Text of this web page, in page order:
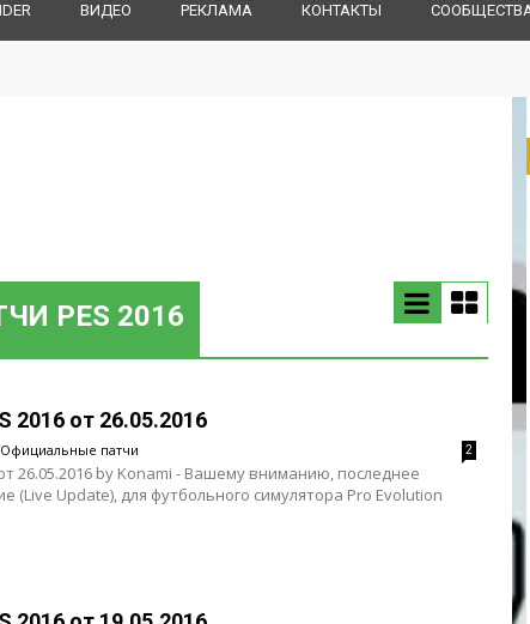
ВИДЕО РЕКЛАМА КОНТАКТЫ
PES 2016
2016 от 26.05.2016
Официальные патчи 2
26.05.2016 by Konami - Вашему вниманию, последнее
(Live Update), для футбольного симулятора Pro Evolution